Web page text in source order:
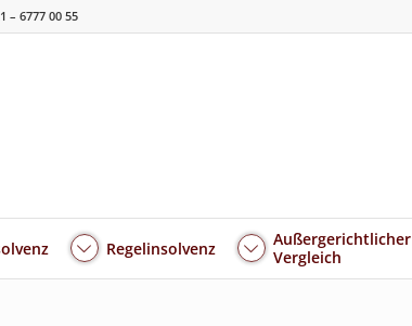
– 6777 00 55
Regelinsolvenz
Außergerichtlicher
Vergleich